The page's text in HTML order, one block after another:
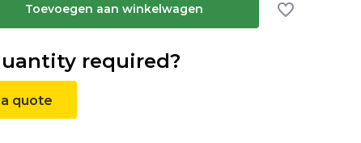
Toevoegen aan winkelwagen
required?
quote